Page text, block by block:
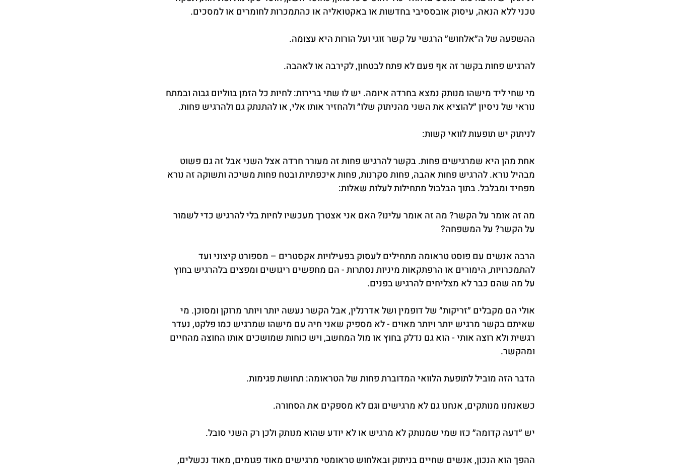
טכני ללא הנאה, עיסוק אובססיבי בחדשות או באקטואליה או כהתמכרות לחומרים או למסכים.
ההשפעה של ה״אלחוש״ הרגשי על קשר זוגי ועל הורות היא עצומה.
להרגיש פחות בקשר זה אף פעם לא פתח לבטחון, לקירבה או לאהבה.
מי שחי ליד מישהו מנותק נמצא בחרדה איומה. יש לו שתי ברירות: לחיות כל הזמן בווליום גבוה ובמתח
נוראי של ניסיון ״להוציא את השני מהניתוק שלו״ ולהחזיר אותו אלי, או להתנתק גם ולהרגיש פחות.
לניתוק יש תופעות לוואי קשות:
אחת מהן היא שמרגישים פחות. בקשר להרגיש פחות זה מעורר חרדה אצל השני אבל זה גם פשוט
מבהיל נורא. להרגיש פחות אהבה, פחות סקרנות, פחות איכפתיות ובטח פחות משיכה ותשוקה זה נורא
מפחיד ומבלבל. בתוך הבלבול מתחילות לעלות שאלות:
מה זה אומר על הקשר? מה זה אומר עלינו? האם אני אצטרך מעכשיו לחיות בלי להרגיש כדי לשמור
על הקשר? על המשפחה?
הרבה אנשים עם פוסט טראומה מתחילים לעסוק בפעילויות אקסטרים – מספורט קיצוני ועד
להתמכרויות, הימורים או הרפתקאות מיניות נסתרות - הם מחפשים ריגושים ומפצים בלהרגיש בחוץ
על מה שהם כבר לא מצליחים להרגיש בפנים.
אולי הם מקבלים ״זריקות״ של דופמין ושל אדרנלין, אבל הקשר נעשה יותר ויותר מרוקן ומסוכן. מי
שאיתם בקשר מרגיש יותר ויותר מאוים - לא מספיק שאני חיה עם מישהו שמרגיש כמו פלקט, נעדר
רגשית ולא רוצה אותי - הוא גם נדלק בחוץ או מול המחשב, ויש כוחות שמושכים אותו החוצה מהחיים
ומהקשר.
הדבר הזה מוביל לתופעת הלוואי המדוברת פחות של הטראומה: תחושת פגימות.
כשאנחנו מנותקים, אנחנו גם לא מרגישים וגם לא מספקים את הסחורה.
יש ״דעה קדומה״ כזו שמי שמנותק לא מרגיש או לא יודע שהוא מנותק ולכן רק השני סובל.
ההפך הוא הנכון, אנשים שחיים בניתוק ובאלחוש טראומטי מרגישים מאוד פגומים, מאוד נכשלים,